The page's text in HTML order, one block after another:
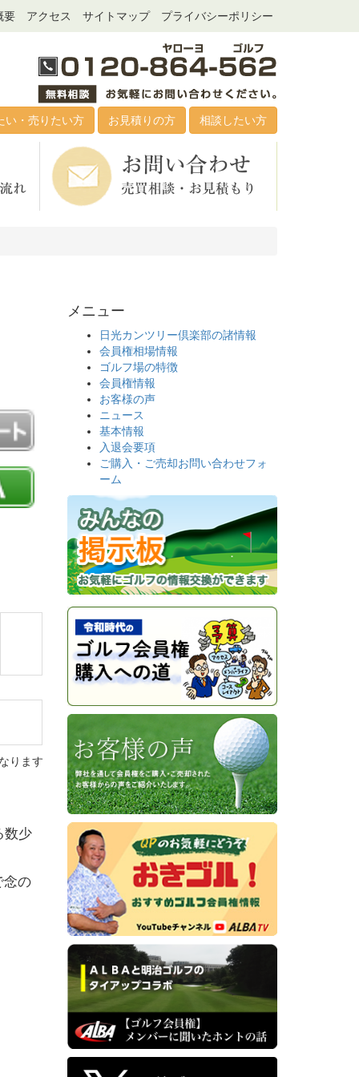
要 アクセス サイトマップ プライバシーポリシー
い・売りたい方 お見積りの方 相談したい方
ります
数少
念の
メニュー
日光カンツリー倶楽部の諸情報
会員権相場情報
ゴルフ場の特徴
会員権情報
お客様の声
ニュース
基本情報
入退会要項
ご購入・ご売却お問い合わせフォ
ーム